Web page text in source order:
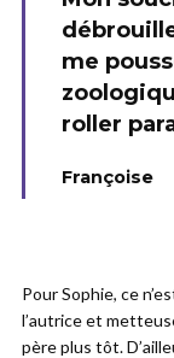
me
roller
Françoise
Pour Sophie, ce
l’autrice et
père plus tôt.